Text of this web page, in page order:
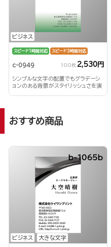
ビジネス
スピード1時間対応 スピード3時間対応
c-0949 100枚 2,530円
シンプルな文字の配置でもグラデーシ
ョンのある背景がスタイリッシュさを演
おすすめ商品
ビジネス 大きな文字
b-1065b